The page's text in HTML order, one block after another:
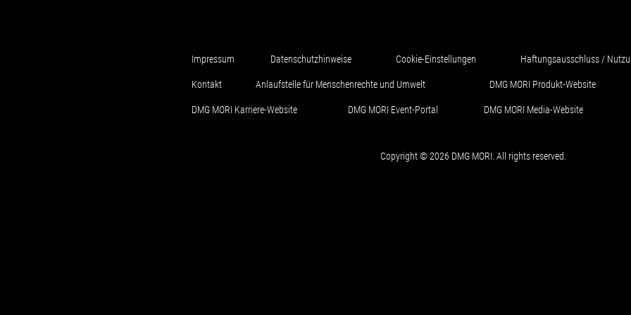
Impressum Datenschutzhinweise Cookie-Einstellungen Haftungsausschluss /
Kontakt Anlaufstelle für Menschenrechte und Umwelt DMG MORI Produkt-Website
DMG MORI Karriere-Website DMG MORI Event-Portal DMG MORI Media-Website
Copyright © 2026 DMG MORI. All rights reserved.